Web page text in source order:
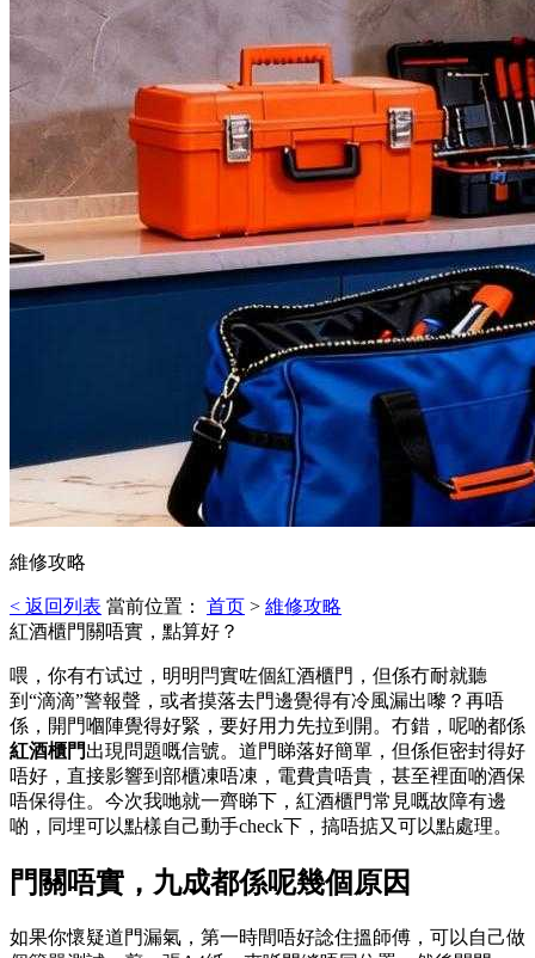
維修攻略
< 返回列表 當前位置： 首页 > 維修攻略
紅酒櫃門關唔實，點算好？
喂，你有冇试过，明明閂實咗個紅酒櫃門，但係冇耐就聽
到“滴滴”警報聲，或者摸落去門邊覺得有冷風漏出嚟？再唔
係，開門嗰陣覺得好緊，要好用力先拉到開。冇錯，呢啲都係
紅酒櫃門出現問題嘅信號。道門睇落好簡單，但係佢密封得好
唔好，直接影響到部櫃凍唔凍，電費貴唔貴，甚至裡面啲酒保
唔保得住。今次我哋就一齊睇下，紅酒櫃門常見嘅故障有邊
啲，同埋可以點樣自己動手check下，搞唔掂又可以點處理。
門關唔實，九成都係呢幾個原因
如果你懷疑道門漏氣，第一時間唔好諗住搵師傅，可以自己做